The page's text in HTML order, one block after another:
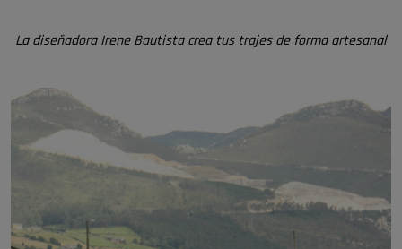
La diseñadora Irene Bautista crea tus trajes de forma artesanal